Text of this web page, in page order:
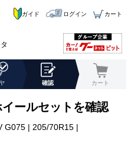
ガイド ログイン カート
確認 カート
ールセットを確認
G075 | 205/70R15 |